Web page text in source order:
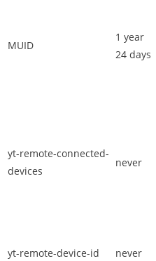
MUID
1 year
24 days
yt-remote-connected-
devices
never
yt-remote-device-id never